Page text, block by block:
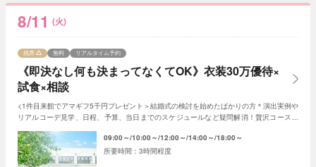
8/11 (火)
《即決なし何も決まってなくてOK》衣装30万優待×
試食×相談
残席 無料 リアルタイム予約
<1件目来館でアマギフ5千円プレゼント＞結婚式の検討を始めたばかりの方＊演出実例や
リアルコーデ見学、日程、予算、当日までのスケジュールなど疑問解消！贅沢コース試
09:00～ 10:00～ 12:00～ 14:00～ 18:00～
3時間程度